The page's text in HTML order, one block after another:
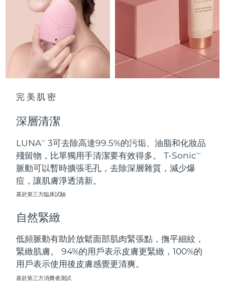
完美肌密
深層清潔
LUNATM
3可去除高達99.5%的污垢、油脂和化妝品
殘留物，比單獨用手清潔要有效得多。 T-SonicTM
脈動可以暫時擴張毛孔，去除深層雜質，減少爆
痘，讓肌膚淨透清新。
基於第三方臨床試驗
自然緊緻
低頻脈動有助於放鬆面部肌肉緊張點，撫平細紋，
緊緻肌膚。 94%的用戶表示皮膚更緊緻，100%的
用戶表示使用後皮膚感覺更清爽。
基於第三方消費者測試
挪威 8/9/26
8/12/26
菲律賓 預計送達日期 8/12/26
波蘭 預計送達日期8/10/26
葡萄牙
波多黎各
卡達 預計送達日期
留尼旺 預計送達日期 8/14/26
羅馬尼亞
俄羅斯
沙烏地阿拉伯 預計送達日期8/10/26
新加坡